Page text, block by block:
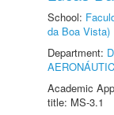
School:
da Boa Vista)
Department:
Academic
title: MS-3.1